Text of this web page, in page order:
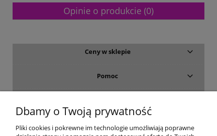
Opinie o produkcie (0)
Ceny w sklepie
Pomoc
Moje konto
Dbamy o Twoją prywatność
Pliki cookies i pokrewne im technologie umożliwiają poprawne